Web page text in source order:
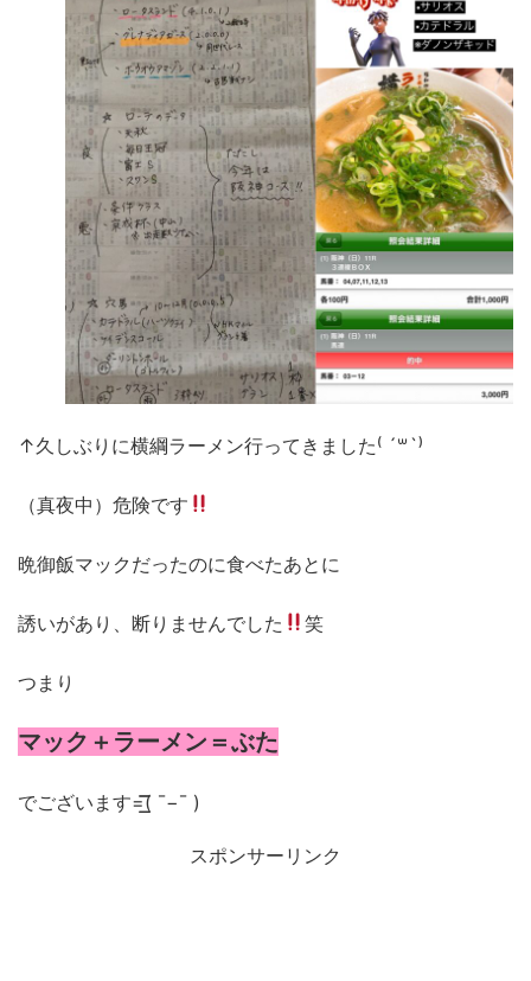
↑久しぶりに横綱ラーメン行ってきました⁽ ´꒳ `⁾
（真夜中）危険です
晩御飯マックだったのに食べたあとに
誘いがあり、断りませんでした 笑
つまり
マック＋ラーメン＝ぶた
でございます=͟͟͞͞( ¯−︎¯ )
スポンサーリンク